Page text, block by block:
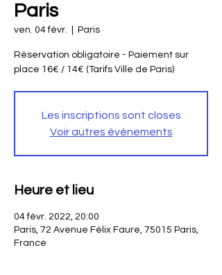
Paris
ven. 04 févr. Paris
Réservation obligatoire - Paiement sur
place 16€ / 14€ (Tarifs Ville de Paris)
Les inscriptions sont closes
Voir autres événements
Heure et lieu
04 févr. 2022, 20:00
Paris, 72 Avenue Félix Faure, 75015 Paris,
France